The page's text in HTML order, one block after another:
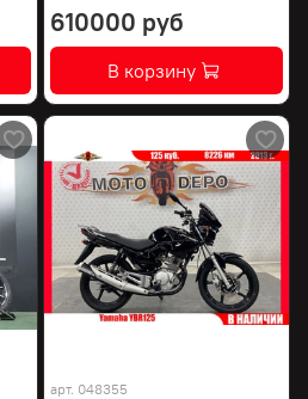
610000 руб
В корзину
арт. 048355